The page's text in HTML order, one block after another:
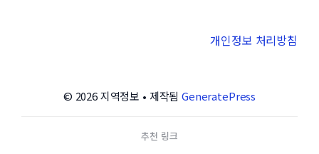
개인정보 처리방침
© 2026 지역정보 • 제작됨GeneratePress
추천 링크